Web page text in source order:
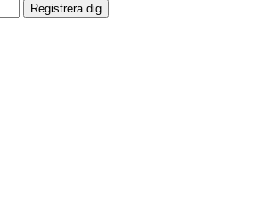
Registrera dig